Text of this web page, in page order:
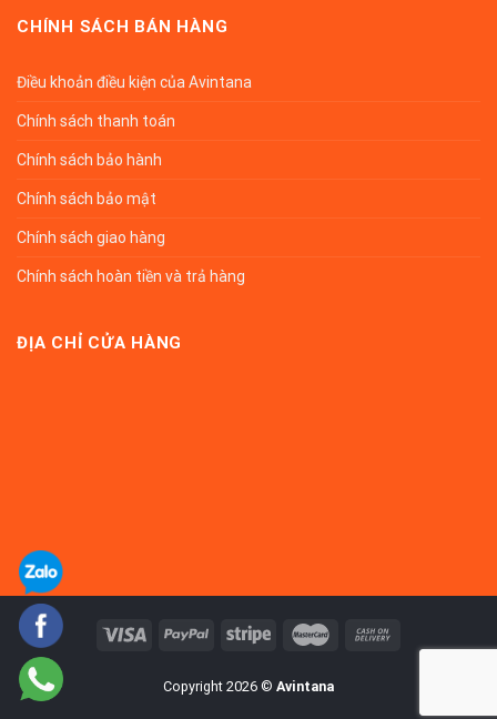
CHÍNH SÁCH BÁN HÀNG
Điều khoản điều kiện của Avintana
Chính sách thanh toán
Chính sách bảo hành
Chính sách bảo mật
Chính sách giao hàng
Chính sách hoàn tiền và trả hàng
ĐỊA CHỈ CỬA HÀNG
Copyright 2026 © Avintana